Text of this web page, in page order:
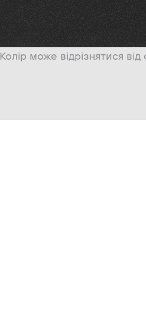
Колір може відрізнятися від